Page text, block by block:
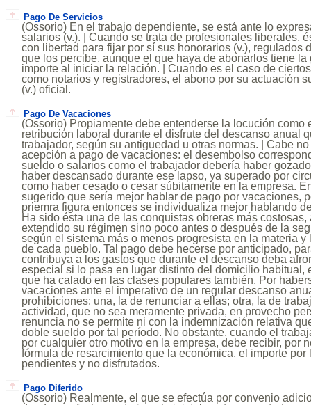
Pago De Servicios
(Ossorio) En el trabajo dependiente, se está ante lo
salarios (v.). | Cuando se trata de profesionales liberales,
con libertad para fijar por sí sus honorarios (v.), regulados
que los percibe, aunque el que haya de abonarlos tiene
importe al iniciar la relación. | Cuando es el caso de
como notarios y registradores, el abono por su actuación
(v.) oficial.
Pago De Vacaciones
(Ossorio) Propiamente debe entenderse la locución como
retribución laboral durante el disfrute del descanso anual
trabajador, según su antiguedad u otras normas. | Cabe
acepción a pago de vacaciones: el desembolso
sueldo o salarios como el trabajador debería haber
haber descansado durante ese lapso, ya superado por
como haber cesado o cesar súbitamente en la empresa.
sugerido que sería mejor hablar de pago por vacaciones,
priemra figura entonces se individualiza mejor hablando
Ha sido ésta una de las conquistas obreras más
extendido su régimen sino poco antes o después de la
según el sistema más o menos progresista en la materia
de cada pueblo. Tal pago debe hecerse por anticipado,
contribuya a los gastos que durante el descanso deba
especial si lo pasa en lugar distinto del domicilio habitual,
que ha calado en las clases populares también. Por
vacaciones ante el imperativo de un regular descanso
prohibiciones: una, la de renunciar a ellas; otra, la de
actividad, que no sea meramente privada, en provecho
renuncia no se permite ni con la indemnización relativa
doble sueldo por tal período. No obstante, cuando el
por cualquier otro motivo en la empresa, debe recibir, por
fórmula de resarcimiento que la económica, el importe
pendientes y no disfrutados.
Pago Diferido
(Ossorio) Realmente, el que se efectúa por convenio